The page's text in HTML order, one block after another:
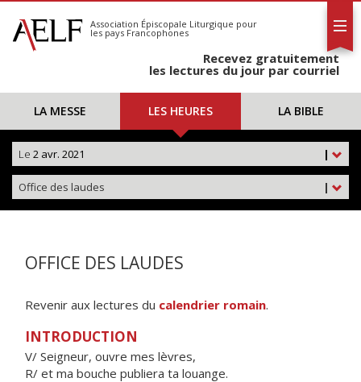
S'abonner
Calendrier
Association Épiscopale Liturgique pour
les pays Francophones
Recevez gratuitement
les lectures du jour par courriel
LA MESSE LES HEURES LA BIBLE
|
Le 2 avr. 2021
|
Office des laudes
OFFICE DES LAUDES
Revenir aux lectures du calendrier romain.
INTRODUCTION
V/ Seigneur, ouvre mes lèvres,
R/ et ma bouche publiera ta louange.